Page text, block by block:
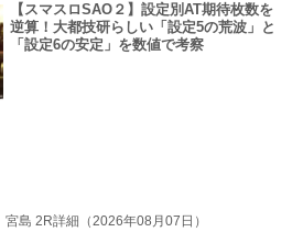
【スマスロSAO２】設定別AT期待枚数を
逆算！大都技研らしい「設定5の荒波」と
「設定6の安定」を数値で考察
宮島 2R詳細（2026年08月07日）